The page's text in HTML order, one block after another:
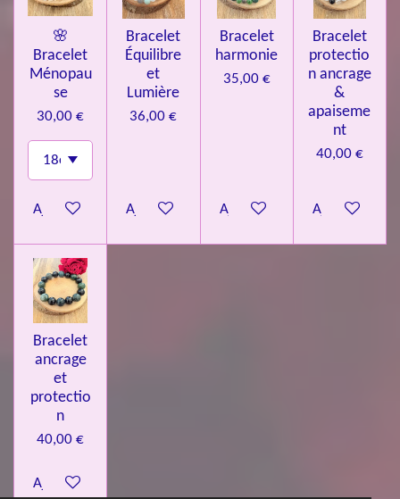
🌸
Bracelet
Ménopau
se
30,00 €
Ajouter au panier
Bracelet
Équilibre
et
Lumière
36,00 €
Ajouter au panier
Bracelet
harmonie
35,00 €
Ajouter au panier
Bracelet
protectio
n ancrage
&
apaiseme
nt
40,00 €
Ajouter au
Bracelet
ancrage
et
protectio
n
40,00 €
Ajouter au panier